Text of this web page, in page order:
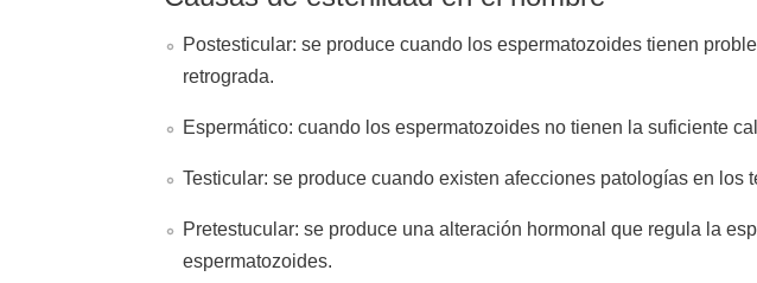
Postesticular: se produce cuando los espermatozoides tienen
retrograda.
Espermático: cuando los espermatozoides no tienen la suficiente
Testicular: se produce cuando existen afecciones patologías en los
Pretestucular: se produce una alteración hormonal que regula la
espermatozoides.